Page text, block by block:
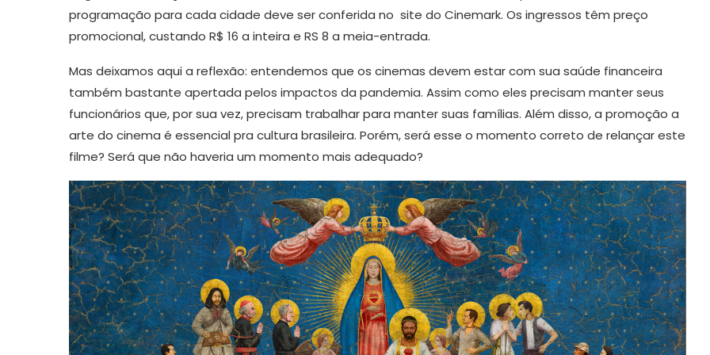
programação para cada cidade deve ser conferida no site do Cinemark. Os ingressos têm preço
promocional, custando R$ 16 a inteira e RS 8 a meia-entrada.
Mas deixamos aqui a reflexão: entendemos que os cinemas devem estar com sua saúde financeira
também bastante apertada pelos impactos da pandemia. Assim como eles precisam manter seus
funcionários que, por sua vez, precisam trabalhar para manter suas famílias. Além disso, a promoção a
arte do cinema é essencial pra cultura brasileira. Porém, será esse o momento correto de relançar este
filme? Será que não haveria um momento mais adequado?